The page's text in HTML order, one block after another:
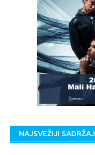
NAJSVEŽIJI SADRŽAJ